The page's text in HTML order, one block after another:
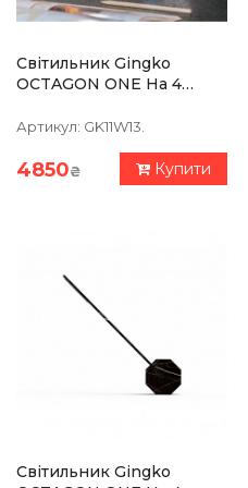
Світильник Gingko
OCTAGON ONE На 4
Артикул: GK11W13.
4850₴ Купити
Світильник Gingko